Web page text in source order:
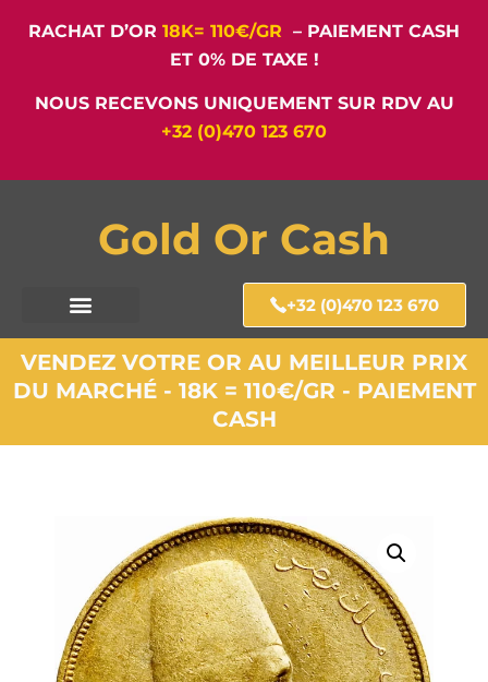
RACHAT D’OR 18K= 110€/GR – PAIEMENT CASH
ET 0% DE TAXE !
NOUS RECEVONS UNIQUEMENT SUR RDV AU
+32 (0)470 123 670
Gold Or Cash
+32 (0)470 123 670
VENDEZ VOTRE OR AU MEILLEUR PRIX
DU MARCHÉ - 18K = 110€/GR - PAIEMENT
CASH